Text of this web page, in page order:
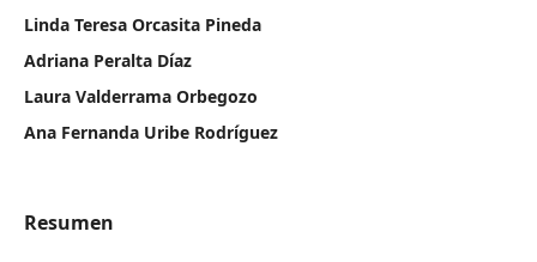
Linda Teresa Orcasita Pineda
Adriana Peralta Díaz
Laura Valderrama Orbegozo
Ana Fernanda Uribe Rodríguez
Resumen